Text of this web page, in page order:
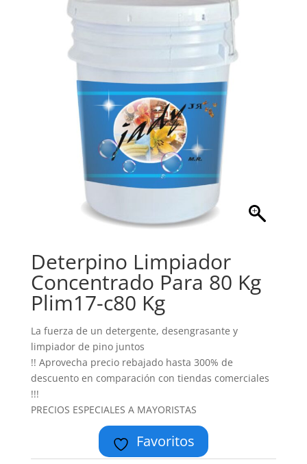
Deterpino Limpiador
Concentrado Para 80 Kg
Plim17-c80 Kg
La fuerza de un detergente, desengrasante y
limpiador de pino juntos
!! Aprovecha precio rebajado hasta 300% de
descuento en comparación con tiendas comerciales
!!!
PRECIOS ESPECIALES A MAYORISTAS
Favoritos